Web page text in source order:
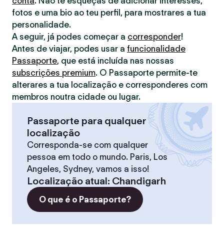
fotos e uma bio ao teu perfil, para mostrares a tua
personalidade.
A seguir, já podes começar a corresponder!
Antes de viajar, podes usar a funcionalidade
Passaporte, que está incluída nas nossas
subscrições premium. O Passaporte permite-te
alterares a tua localização e corresponderes com
membros noutra cidade ou lugar.
Passaporte para qualquer
localização
Corresponda-se com qualquer
pessoa em todo o mundo. Paris, Los
Angeles, Sydney, vamos a isso!
Localização atual: Chandigarh
O que é o Passaporte?